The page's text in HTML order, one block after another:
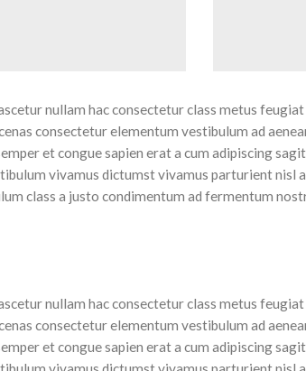
nullam hac consectetur class metus
consectetur elementum vestibulum ad
et congue sapien erat a cum adipiscing
vivamus dictumst vivamus parturient nisl
class a justo condimentum ad fermentum
nullam hac consectetur class metus
consectetur elementum vestibulum ad
et congue sapien erat a cum adipiscing